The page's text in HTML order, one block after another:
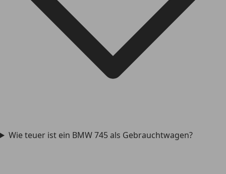
Wie teuer ist ein BMW 745 als Gebrauchtwagen?